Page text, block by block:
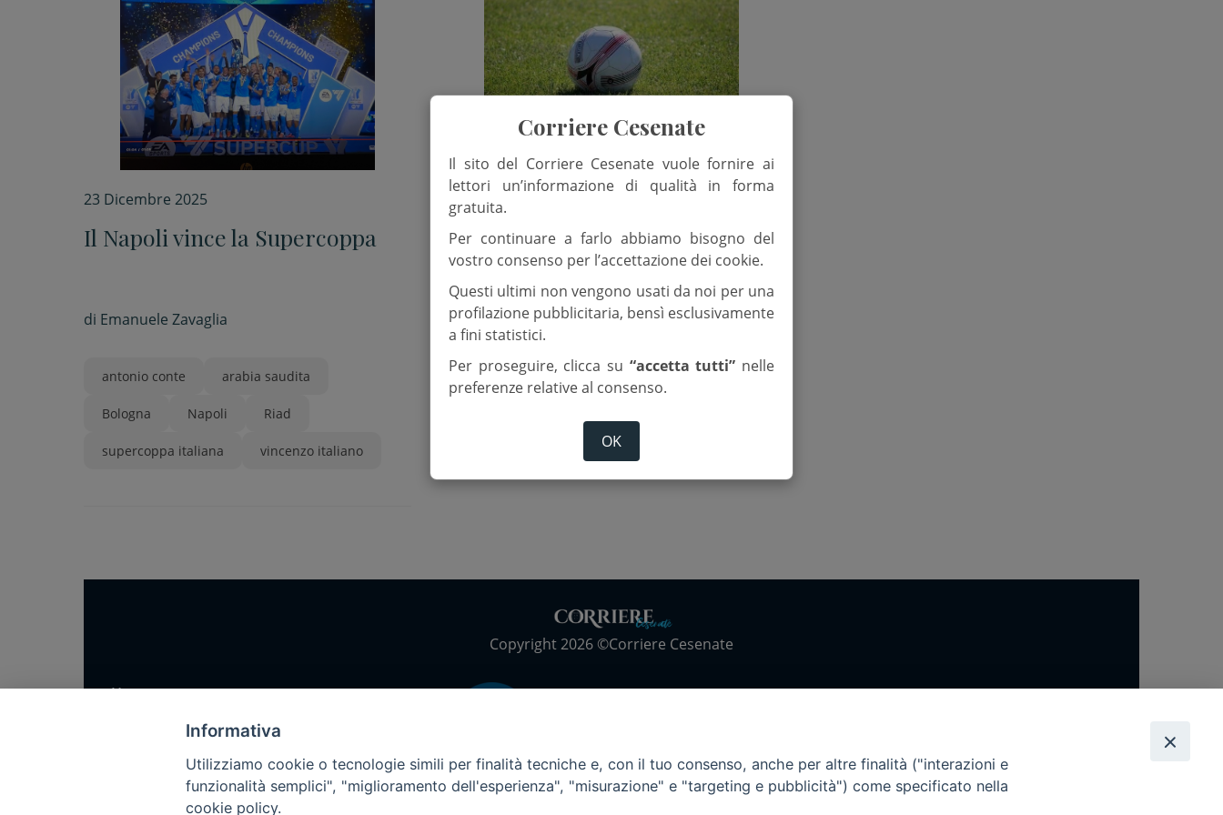
23 Dicembre 2025
Il Napoli vince la Supercoppa
di Emanuele Zavaglia
antonio conte arabia saudita
Bologna Napoli Riad
supercoppa italiana vincenzo italiano
7 Gennaio 2025
Il Milan trionfa nella
Supercoppa italiana: vittoria per
3-2 contro l’Inter a Riad
diEmanuele Zavaglia
finale Supercoppa inter milan
Copyright 2026 ©Corriere Cesenate
Home
Corriere Cesenate
Il sito del Corriere Cesenate vuole fornire ai
lettori un’informazione di qualità in forma
gratuita.
Per continuare a farlo abbiamo bisogno del
vostro consenso per l’accettazione dei cookie.
Questi ultimi non vengono usati da noi per una
profilazione pubblicitaria, bensì esclusivamente
a fini statistici.
Per proseguire, clicca su “accetta tutti” nelle
preferenze relative al consenso.
OK
Informativa
Utilizziamo cookie o tecnologie simili per finalità tecniche e, con il tuo consenso, anche per altre finalità ("interazioni e
funzionalità semplici", "miglioramento dell'esperienza", "misurazione" e "targeting e pubblicità") come specificato nella
cookie policy.